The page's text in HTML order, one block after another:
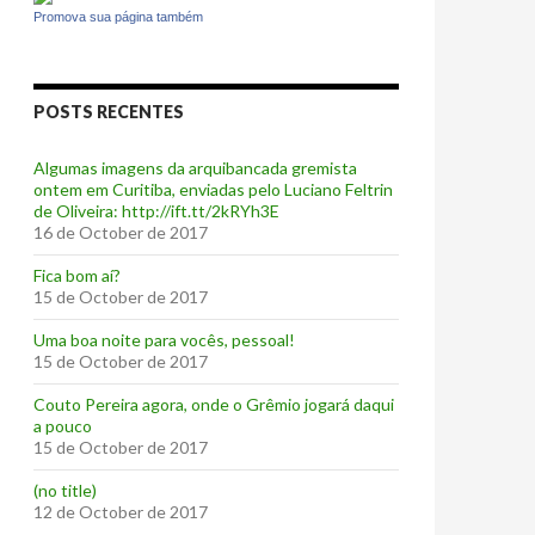
Promova sua página também
POSTS RECENTES
Algumas imagens da arquibancada gremista
ontem em Curitiba, enviadas pelo Luciano Feltrin
de Oliveira: http://ift.tt/2kRYh3E
16 de October de 2017
‪Fica bom aí?‬
15 de October de 2017
Uma boa noite para vocês, pessoal!
15 de October de 2017
‪Couto Pereira agora, onde o Grêmio jogará daqui
a pouco ‬
15 de October de 2017
(no title)
12 de October de 2017